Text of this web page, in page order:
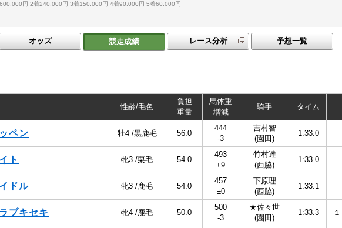
円 2着240,000円 3着150,000円 4着90,000円 5着60,000円
オッズ 競走成績 レース分析 予想一覧
性齢/毛色
負担
重量
馬体重
増減
騎手 タイム
ペン 牡4 /黒鹿毛 56.0
444
-3
吉村智
(園田)
1:33.0
ト 牝3 /栗毛 54.0
493
+9
竹村達
(西脇)
1:33.0
ドル 牝3 /鹿毛 54.0
457
±0
下原理
(西脇)
1:33.1
ブキセキ 牝4 /鹿毛 50.0
500
-3
★佐々世
(園田)
1:33.3